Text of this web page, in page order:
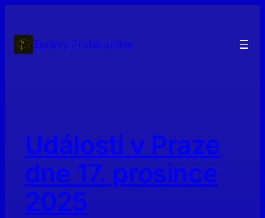
obsahZprávy Praha.online
Události v Praze
dne 17. prosince
2025